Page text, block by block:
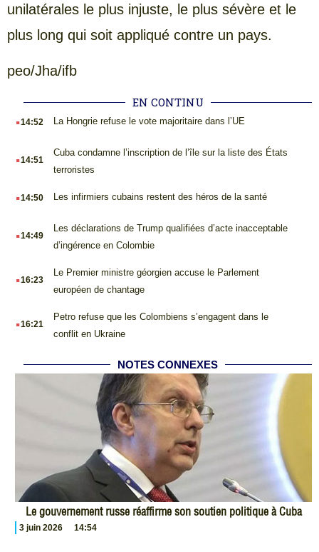
unilatérales le plus injuste, le plus sévère et le
plus long qui soit appliqué contre un pays.
peo/Jha/ifb
EN CONTINU
.14:52 La Hongrie refuse le vote majoritaire dans l’UE
.14:51
Cuba condamne l’inscription de l’île sur la liste des États
terroristes
.14:50 Les infirmiers cubains restent des héros de la santé
.14:49
Les déclarations de Trump qualifiées d’acte inacceptable
d’ingérence en Colombie
.16:23
Le Premier ministre géorgien accuse le Parlement
européen de chantage
.16:21
Petro refuse que les Colombiens s’engagent dans le
conflit en Ukraine
NOTES CONNEXES
Le gouvernement russe réaffirme son soutien politique à Cuba
3 juin 2026 14:54